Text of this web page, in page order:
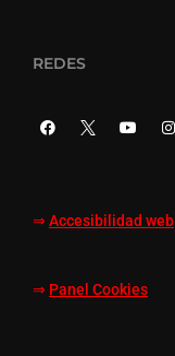
REDES
⇒ Accesibilidad web
⇒ Panel Cookies